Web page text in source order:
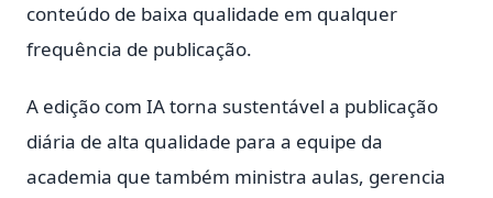
conteúdo de baixa qualidade em qualquer
frequência de publicação.
A edição com IA torna sustentável a publicação
diária de alta qualidade para a equipe da
academia que também ministra aulas, gerencia